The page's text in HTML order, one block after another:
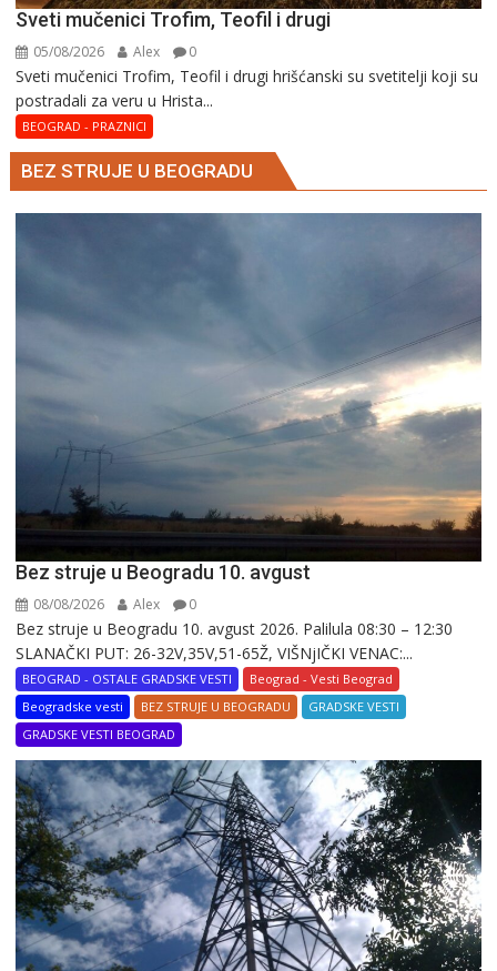
Sveti mučenici Trofim, Teofil i drugi
05/08/2026 Alex 0
Sveti mučenici Trofim, Teofil i drugi hrišćanski su svetitelji koji su
postradali za veru u Hrista...
BEOGRAD - PRAZNICI
BEZ STRUJE U BEOGRADU
Bez struje u Beogradu 10. avgust
08/08/2026 Alex 0
Bez struje u Beogradu 10. avgust 2026. Palilula 08:30 – 12:30
SLANAČKI PUT: 26-32V,35V,51-65Ž, VIŠNjIČKI VENAC:...
BEOGRAD - OSTALE GRADSKE VESTI
Beograd - Vesti Beograd
Beogradske vesti
BEZ STRUJE U BEOGRADU
GRADSKE VESTI
GRADSKE VESTI BEOGRAD